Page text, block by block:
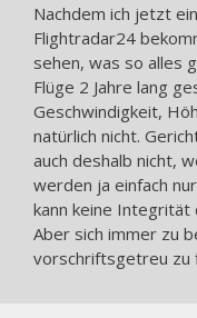
Nachdem ich jetzt
Flightradar24
sehen, was so alles
Flüge 2 Jahre lang
Geschwindigkeit,
natürlich nicht.
auch deshalb nicht,
werden ja einfach
kann keine
Aber sich immer zu
vorschriftsgetreu zu